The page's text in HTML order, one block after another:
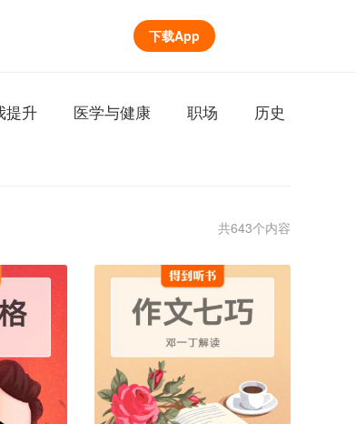
下载App
提升 医学与健康 职场
历史
共643个内容